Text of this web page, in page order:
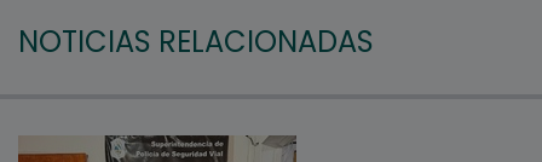
NOTICIAS RELACIONADAS